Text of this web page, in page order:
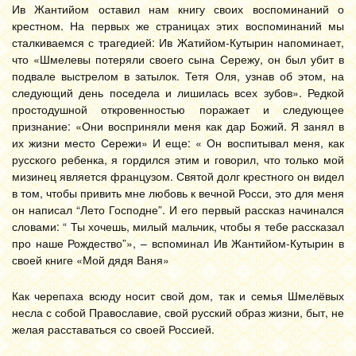
Ив Жантийом оставил нам книгу своих воспоминаний о
крестном. На первых же страницах этих воспоминаний мы
сталкиваемся с трагедией: Ив Жатийом-Кутырин напоминает,
что «Шмелевы потеряли своего сына Сережу, он был убит в
подвале выстрелом в затылок. Тетя Оля, узнав об этом, на
следующий день поседела и лишилась всех зубов». Редкой
простодушной откровенностью поражает и следующее
признание: «Они восприняли меня как дар Божий. Я занял в
их жизни место Сережи» И еще: « Он воспитывал меня, как
русского ребенка, я гордился этим и говорил, что только мой
мизинец является французом. Святой долг крестного он видел
в том, чтобы привить мне любовь к вечной Росси, это для меня
он написал “Лето Господне”. И его первый рассказ начинался
словами: “ Ты хочешь, милый мальчик, чтобы я тебе рассказал
про наше Рождество”», – вспоминал Ив Жантийом-Кутырин в
своей книге «Мой дядя Ваня»
Как черепаха всюду носит свой дом, так и семья Шмелёвых
несла с собой Православие, свой русский образ жизни, быт, не
желая расставаться со своей Россией.